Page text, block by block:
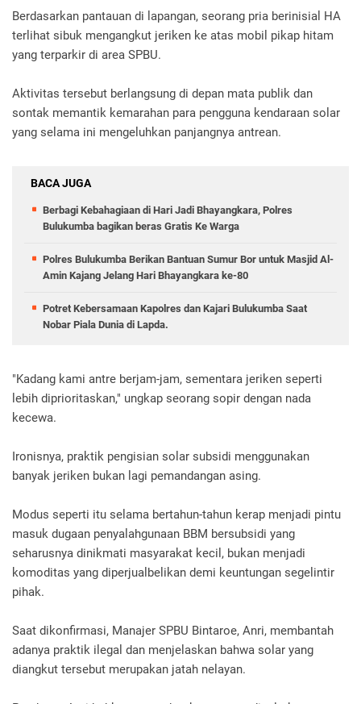
Berdasarkan pantauan di lapangan, seorang pria berinisial HA
terlihat sibuk mengangkut jeriken ke atas mobil pikap hitam
yang terparkir di area SPBU.
Aktivitas tersebut berlangsung di depan mata publik dan
sontak memantik kemarahan para pengguna kendaraan solar
yang selama ini mengeluhkan panjangnya antrean.
BACA JUGA
Berbagi Kebahagiaan di Hari Jadi Bhayangkara, Polres
Bulukumba bagikan beras Gratis Ke Warga
Polres Bulukumba Berikan Bantuan Sumur Bor untuk Masjid Al-
Amin Kajang Jelang Hari Bhayangkara ke-80
Potret Kebersamaan Kapolres dan Kajari Bulukumba Saat
Nobar Piala Dunia di Lapda.
"Kadang kami antre berjam-jam, sementara jeriken seperti
lebih diprioritaskan," ungkap seorang sopir dengan nada
kecewa.
Ironisnya, praktik pengisian solar subsidi menggunakan
banyak jeriken bukan lagi pemandangan asing.
Modus seperti itu selama bertahun-tahun kerap menjadi pintu
masuk dugaan penyalahgunaan BBM bersubsidi yang
seharusnya dinikmati masyarakat kecil, bukan menjadi
komoditas yang diperjualbelikan demi keuntungan segelintir
pihak.
Saat dikonfirmasi, Manajer SPBU Bintaroe, Anri, membantah
adanya praktik ilegal dan menjelaskan bahwa solar yang
diangkut tersebut merupakan jatah nelayan.